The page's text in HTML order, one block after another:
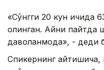
«Сўнгги 20 кун ичида
олинган. Айни пайтда
даволанмоқда», - деди
Спикернинг айтишича,